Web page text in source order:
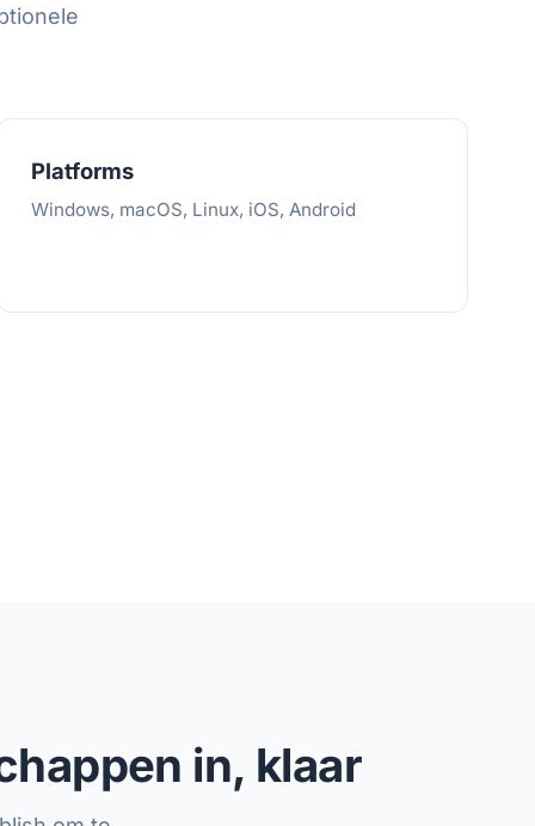
Platforms
Windows, macOS, Linux, iOS, Android
in, klaar